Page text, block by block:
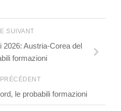
SUIVANT
Austria-Corea del
formazioni
le probabili formazioni